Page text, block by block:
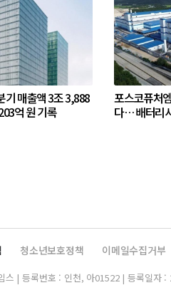
기 매출액 3조 3,888
억 원 기록
포스코퓨처
다… 배터리
청소년보호정책 이메일수집거부
스 | 등록번호 : 인천, 아01522 | 등록일자